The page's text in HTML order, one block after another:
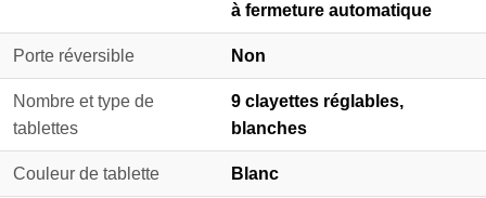
à fermeture automatique
Porte réversible Non
Nombre et type de
tablettes
9 clayettes réglables,
blanches
Couleur de tablette Blanc